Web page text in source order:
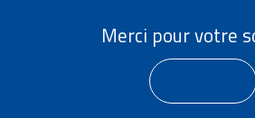
Merci pour votre